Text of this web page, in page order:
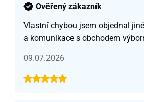
Ověřený zákazník
Vlastní chybou jsem objednal
a komunikace s obchodem
09.07.2026